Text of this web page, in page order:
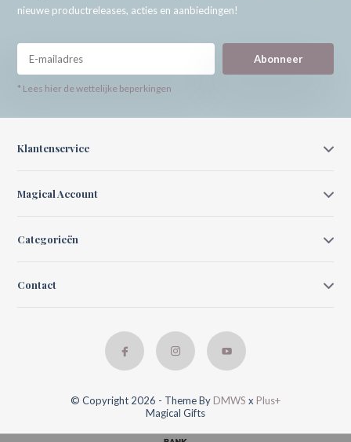
nieuwe productreleases, acties en aanbiedingen!
Abonneer
* Lees hier de wettelijke beperkingen
Klantenservice
Magical Account
Categorieën
Contact
© Copyright 2026 - Theme By DMWS x Plus+
Magical Gifts